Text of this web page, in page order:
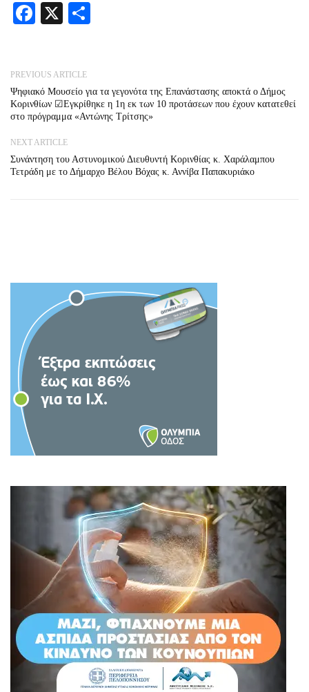
Facebook
X
PREVIOUS ARTICLE
Ψηφιακό Μουσείο για τα γεγονότα της Επανάστασης αποκτά ο Δήμος
Κορινθίων ☑Εγκρίθηκε η 1η εκ των 10 προτάσεων που έχουν κατατεθεί
στο πρόγραμμα «Αντώνης Τρίτσης»
NEXT ARTICLE
Συνάντηση του Αστυνομικού Διευθυντή Κορινθίας κ. Χαράλαμπου
Τετράδη με το Δήμαρχο Βέλου Βόχας κ. Αννίβα Παπακυριάκο